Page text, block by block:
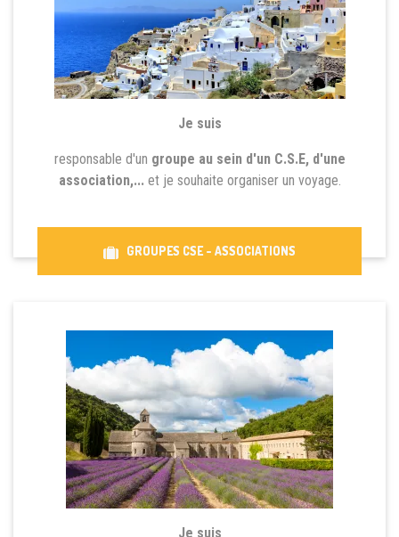
Je suis
responsable d'un groupe au sein d'un C.S.E, d'une
association,... et je souhaite organiser un voyage.
GROUPES CSE - ASSOCIATIONS
Je suis